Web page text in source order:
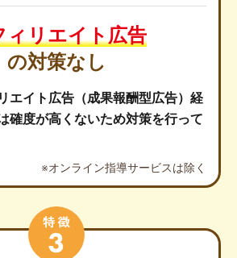
ィリエイト広告
の対策なし
エイト広告（成果報酬型広告）経
確度が高くないため対策を行って
※オンライン指導サービスは除く